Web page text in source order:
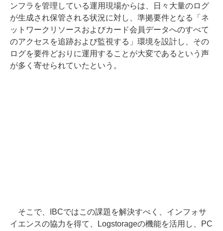
ンフラを管理している運用現場からは、日々大量のログ
が生成され保管される状況に対し、準拠要件となる「ネ
ットワークリソースおよびカード会員データへのすべて
のアクセスを追跡および監視する」環境を設計し、その
ログを要件どおりに運用することが大変であるという声
が多く寄せられていたという。
そこで、IBCではこの課題を解決すべく、インフォサ
イエンスの協力を得て、Logstorageの機能を活用し、PC